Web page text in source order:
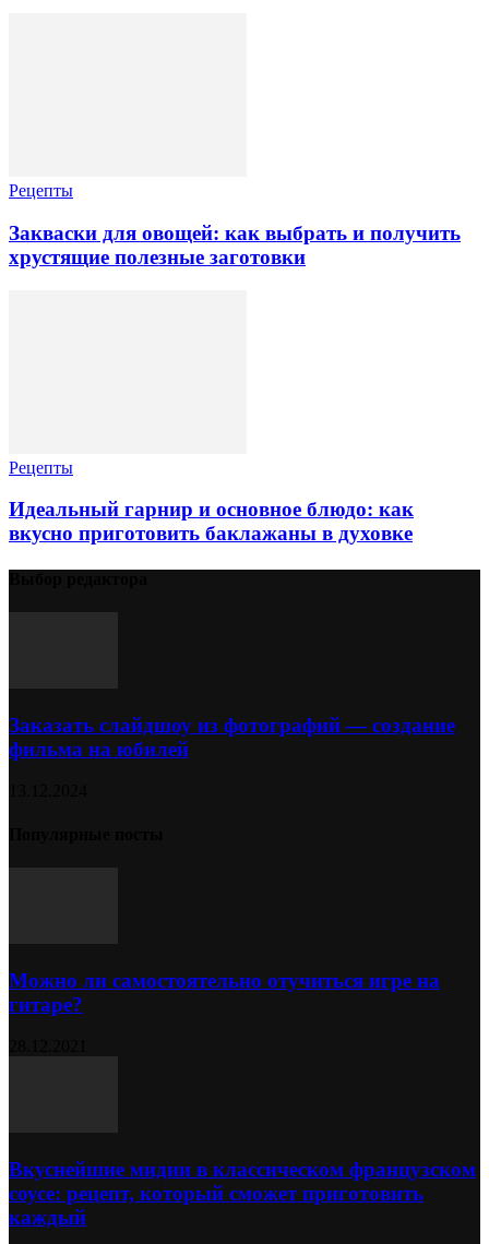
Рецепты
Закваски для овощей: как выбрать и получить
хрустящие полезные заготовки
Рецепты
Идеальный гарнир и основное блюдо: как
вкусно приготовить баклажаны в духовке
Заказать слайдшоу из фотографий — создание
фильма на юбилей
Можно ли самостоятельно отучиться игре на
гитаре?
Вкуснейшие мидии в классическом французском
соусе: рецепт, который сможет приготовить
каждый